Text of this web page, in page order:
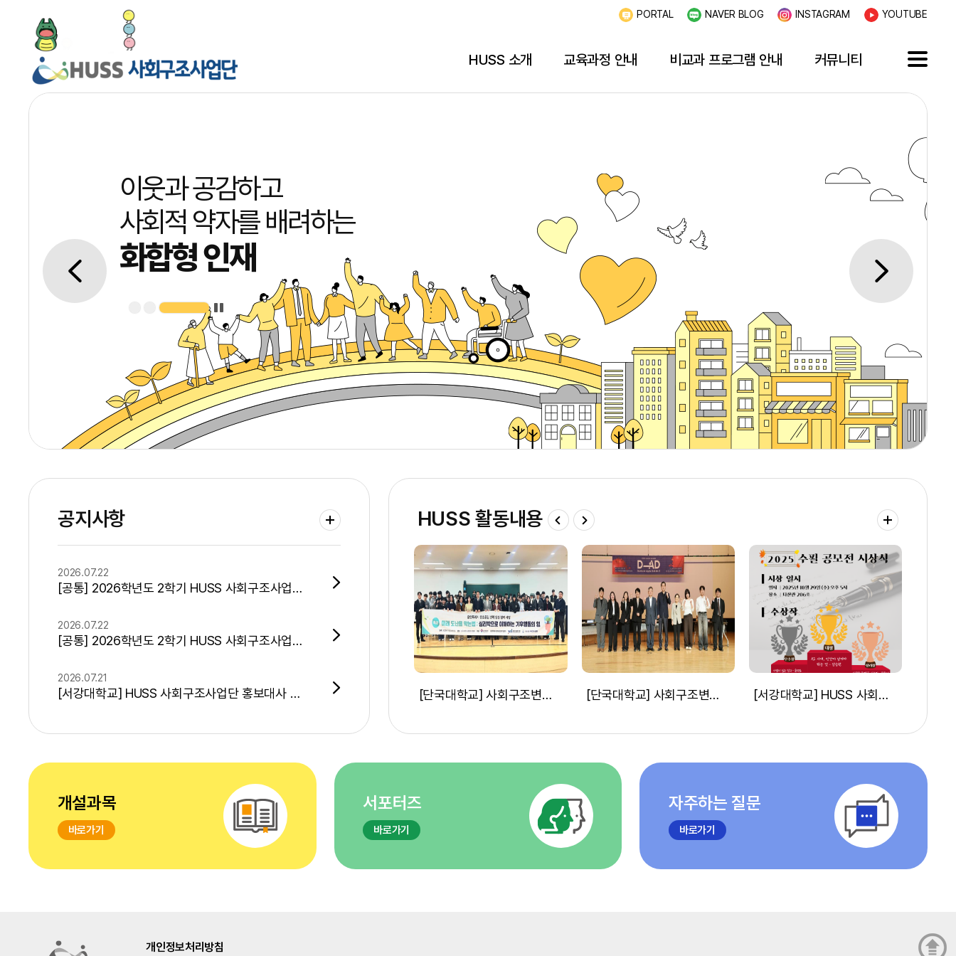
PORTAL NAVER BLOG INSTAGRAM YOUTUBE
HUSS 소개 교육과정 안내 비교과 프로그램 안내 커뮤니티
이웃과 공감하고
사회적 약자를 배려하는
화합형 인재
공지사항
2026.07.22
[공통] 2026학년도 2학기 HUSS 사회구조사업단 정규 교육과정 수강신청 안내
2026.07.22
[공통] 2026학년도 2학기 HUSS 사회구조사업단 정규 교육과정(포용사회 컨소시엄) 및 학사일정 안내
2026.07.21
[서강대학교] HUSS 사회구조사업단 홍보대사 HUGS 5기 모집(7/22 ~ 8/11 15시)
HUSS 활동내용더보기
[원광대학교] 2024학년도 2학기 영화감상회 프로그램 [단국대학교] 사회구조변화대응융합인재양성사업단, '지속가능한 지구환경을 위한 기후행동 캠페인' 개최(25/11/24) [단국대학교] 사회구조변화대응융합양성사업단, 사과대 토론대회 및 시민특강 개최(25/9/24) [서강대학교] HUSS 사회구조사업단, '2025 수필공모전 시상식' 개최(25.10.29)
개설과목
바로가기
서포터즈
바로가기
자주하는 질문
바로가기
개인정보처리방침